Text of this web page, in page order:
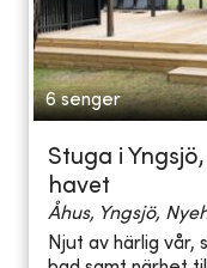
6 senger
Stuga i
havet
Åhus, Yngsjö,
Njut av härlig vår,